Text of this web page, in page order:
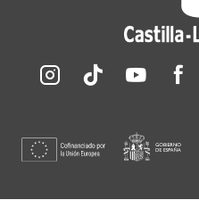
Redes sociales JCCM